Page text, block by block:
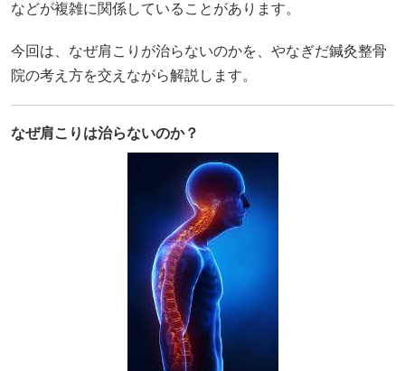
などが複雑に関係していることがあります。
今回は、なぜ肩こりが治らないのかを、やなぎだ鍼灸整骨
院の考え方を交えながら解説します。
なぜ肩こりは治らないのか？